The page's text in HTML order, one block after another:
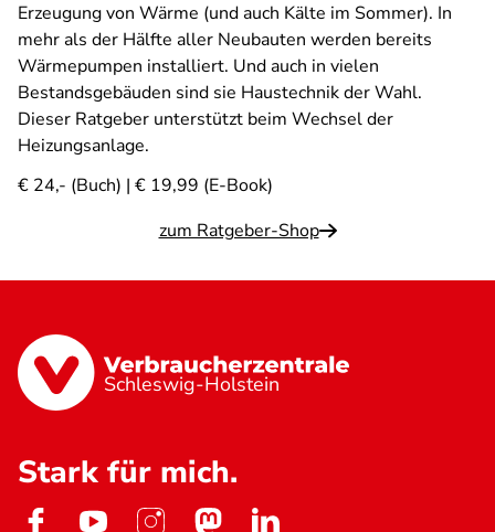
Erzeugung von Wärme (und auch Kälte im Sommer). In
mehr als der Hälfte aller Neubauten werden bereits
Wärmepumpen installiert. Und auch in vielen
Bestandsgebäuden sind sie Haustechnik der Wahl.
Dieser Ratgeber unterstützt beim Wechsel der
Heizungsanlage.
€ 24,- (Buch) | € 19,99 (E-Book)
zum Ratgeber-Shop
Schleswig-Holstein
Stark für mich.